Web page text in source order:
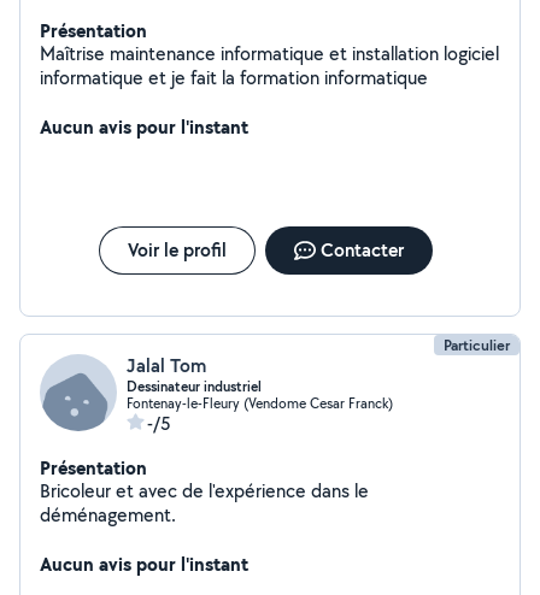
Présentation
Maîtrise maintenance informatique et installation logiciel
informatique et je fait la formation informatique
Aucun avis pour l'instant
Voir le profil Contacter
Particulier
Jalal Tom
Dessinateur industriel
Fontenay-le-Fleury (Vendome Cesar Franck)
-/5
Présentation
Bricoleur et avec de l'expérience dans le
déménagement.
Aucun avis pour l'instant